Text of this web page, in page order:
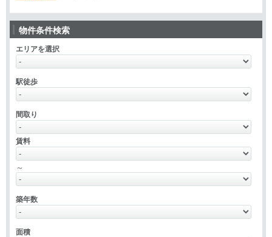
物件条件検索
エリアを選択
駅徒歩
間取り
賃料
～
築年数
面積